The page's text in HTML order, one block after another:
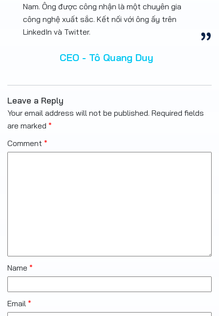
Nam. Ông được công nhận là một chuyên gia
công nghệ xuất sắc. Kết nối với ông ấy trên
LinkedIn và Twitter.
CEO - Tô Quang Duy
Leave a Reply
Your email address will not be published. Required fields
are marked *
Comment *
Name *
Email *